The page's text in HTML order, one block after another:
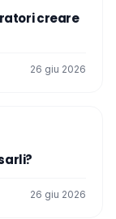
creare
26 giu 2026
26 giu 2026